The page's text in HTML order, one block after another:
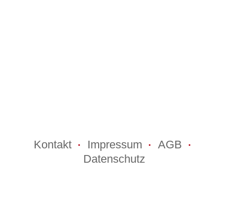
Kontakt · Impressum · AGB ·
Datenschutz